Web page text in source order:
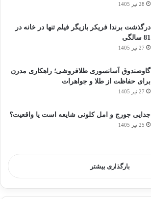
28 تیر 1405
درگذشت برندا فریکر بازیگر فیلم تنها در خانه در
81 سالگی
27 تیر 1405
گاوصندوق آسانسوری طلافروشی؛ راهکاری مدرن
برای حفاظت از طلا و جواهرات
27 تیر 1405
جدایی جورج و امل کلونی شایعه است یا واقعیت؟
25 تیر 1405
بارگذاری بیشتر